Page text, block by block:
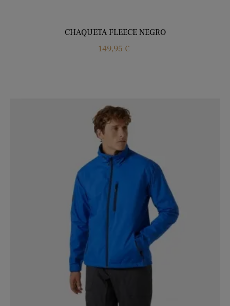
CHAQUETA FLEECE NEGRO
Precio
149,95 €